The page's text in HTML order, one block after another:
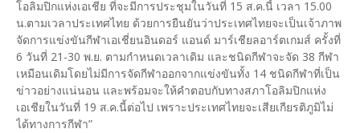
โอลิมปิกแห่งเอเชีย ที่จะมีการประชุมในวันที่ 15 ส.ค.นี้ เวลา 15.00
น.ตามเวลาประเทศไทย ด้วยการยืนยันว่าประเทศไทยจะเป็นเจ้าภาพ
จัดการแข่งขันกีฬาเอเชี่ยนอินดอร์ แอนด์ มาร์เชียลอาร์ตเกมส์ ครั้งที่
6 วันที่ 21-30 พ.ย. ตามกำหนดเวลาเดิม และชนิดกีฬาจะจัด 38 กีฬา
เหมือนเดิมโดยไม่มีการจัดกีฬาออกจากแข่งขันทั้ง 14 ชนิดกีฬาที่เป็น
ข่าวอย่างแน่นอน และพร้อมจะให้คำตอบกับทางสภาโอลิมปิกแห่ง
เอเชียในวันที่ 19 ส.ค.นี้ต่อไป เพราะประเทศไทยจะเสียเกียรติภูมิไม่
ได้ทางการกีฬา”